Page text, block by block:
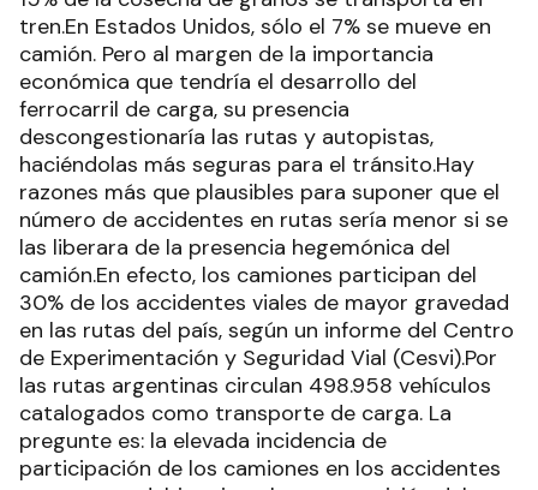
tren.En Estados Unidos, sólo el 7% se mueve en
camión. Pero al margen de la importancia
económica que tendría el desarrollo del
ferrocarril de carga, su presencia
descongestionaría las rutas y autopistas,
haciéndolas más seguras para el tránsito.Hay
razones más que plausibles para suponer que el
número de accidentes en rutas sería menor si se
las liberara de la presencia hegemónica del
camión.En efecto, los camiones participan del
30% de los accidentes viales de mayor gravedad
en las rutas del país, según un informe del Centro
de Experimentación y Seguridad Vial (Cesvi).Por
las rutas argentinas circulan 498.958 vehículos
catalogados como transporte de carga. La
pregunte es: la elevada incidencia de
participación de los camiones en los accidentes